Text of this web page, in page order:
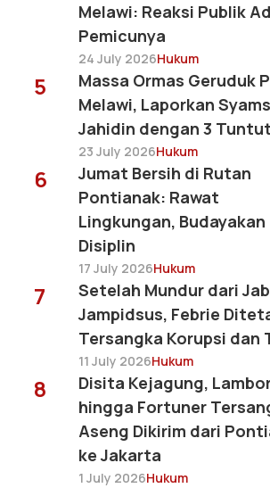
Melawi: Reaksi Publik
Pemicunya
24 July 2026Hukum
5
Massa Ormas Geruduk
Melawi, Laporkan
Jahidin dengan 3
23 July 2026Hukum
6
Jumat Bersih di Rutan
Pontianak: Rawat
Lingkungan, Budayakan
Disiplin
17 July 2026Hukum
7
Setelah Mundur dari
Jampidsus, Febrie
Tersangka Korupsi dan
11 July 2026Hukum
8
Disita Kejagung,
hingga Fortuner
Aseng Dikirim dari
ke Jakarta
1 July 2026Hukum